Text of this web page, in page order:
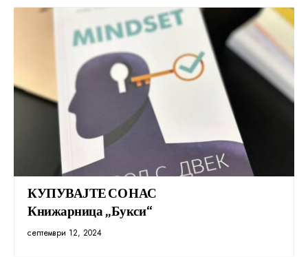
КУПУВАЈТЕ СО НАС
Книжарница „Букси“
септември 12, 2024